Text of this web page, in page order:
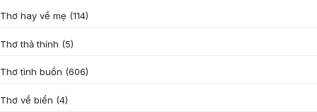
Thơ hay về mẹ (114)
Thơ thả thính (5)
Thơ tình buồn (606)
Thơ về biển (4)